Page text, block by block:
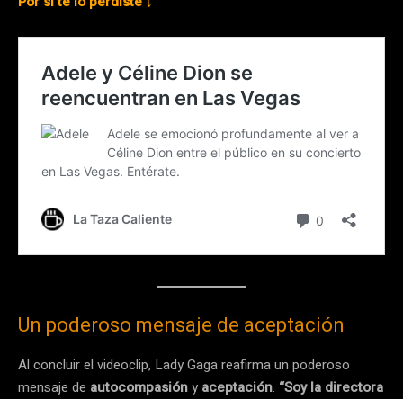
Un poderoso mensaje de aceptación
Al concluir el videoclip, Lady Gaga reafirma un poderoso
mensaje de autocompasióny aceptación. “Soy la directora